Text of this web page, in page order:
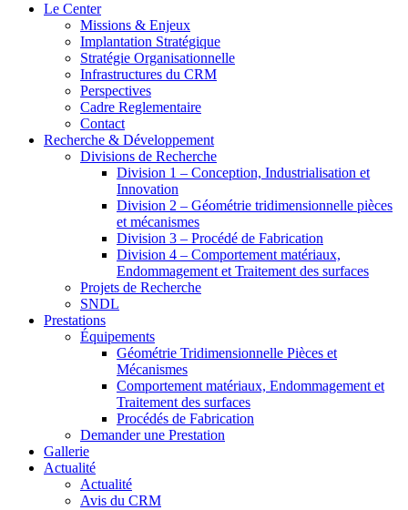
Le Center
Missions & Enjeux
Implantation Stratégique
Stratégie Organisationnelle
Infrastructures du CRM
Perspectives
Cadre Reglementaire
Contact
Recherche & Développement
Divisions de Recherche
Division 1 – Conception, Industrialisation et
Innovation
Division 2 – Géométrie tridimensionnelle pièces
et mécanismes
Division 3 – Procédé de Fabrication
Division 4 – Comportement matériaux,
Endommagement et Traitement des surfaces
Projets de Recherche
SNDL
Prestations
Équipements
Géométrie Tridimensionnelle Pièces et
Mécanismes
Comportement matériaux, Endommagement et
Traitement des surfaces
Procédés de Fabrication
Demander une Prestation
Gallerie
Actualité
Actualité
Avis du CRM